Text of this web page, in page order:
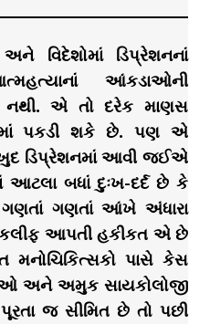
વિદેશોમાં ડિપ્રેશનનાં
આંકડાઓની
નથી. એ તો દરેક માણસ
પકડી શકે છે. પણ એ
ડિપ્રેશનમાં આવી જઈએ
બધાં દુઃખ-દર્દ છે કે
ગણતાં આંખે અંધારા
આપતી હકીકત એ છે
પાસે કેસ
અને અમુક સાયકોલોજી
પૂરતા જ સીમિત છે તો પછી